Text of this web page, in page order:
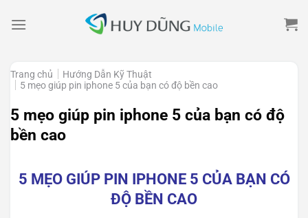
Trang chủ
Hướng Dẫn Kỹ Thuật
5 mẹo giúp pin iphone 5 của bạn có độ bền cao
5 mẹo giúp pin iphone 5 của bạn có độ
bền cao
5 MẸO GIÚP PIN IPHONE 5 CỦA BẠN CÓ
ĐỘ BỀN CAO